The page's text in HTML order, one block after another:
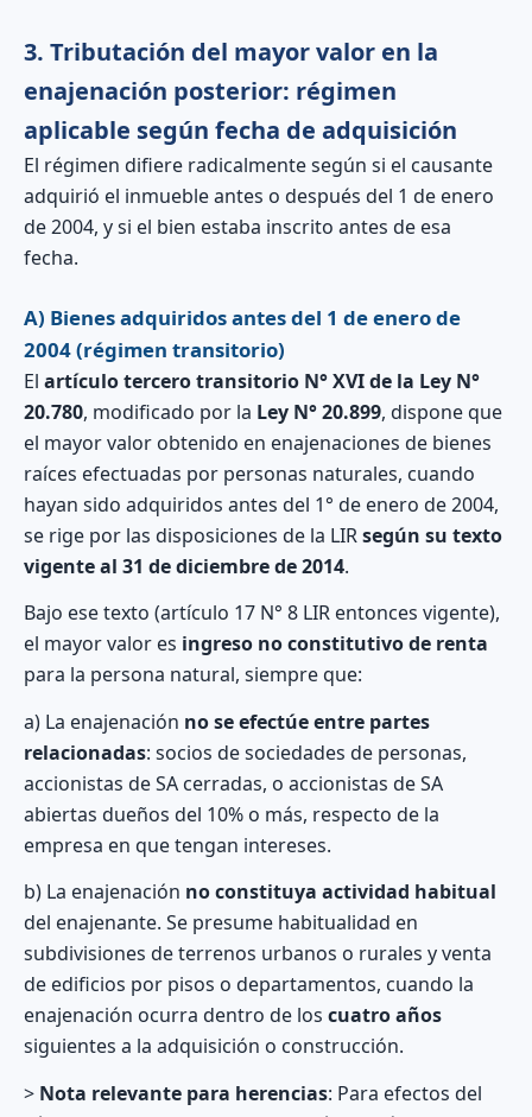
3. Tributación del mayor valor en la
enajenación posterior: régimen
aplicable según fecha de adquisición
El régimen difiere radicalmente según si el causante
adquirió el inmueble antes o después del 1 de enero
de 2004, y si el bien estaba inscrito antes de esa
fecha.
A) Bienes adquiridosantes del 1 de enero de
2004(régimen transitorio)
El artículo tercero transitorio N° XVI de la Ley N°
20.780, modificado por la Ley N° 20.899, dispone que
el mayor valor obtenido en enajenaciones de bienes
raíces efectuadas por personas naturales, cuando
hayan sido adquiridos antes del 1° de enero de 2004,
se rige por las disposiciones de la LIRsegún su texto
vigente al 31 de diciembre de 2014.
Bajo ese texto (artículo 17 N° 8 LIR entonces vigente),
el mayor valor es ingreso no constitutivo de renta
para la persona natural, siempre que:
a) La enajenación no se efectúe entre partes
relacionadas: socios de sociedades de personas,
accionistas de SA cerradas, o accionistas de SA
abiertas dueños del 10% o más, respecto de la
empresa en que tengan intereses.
b) La enajenación no constituya actividad habitual
del enajenante. Se presume habitualidad en
subdivisiones de terrenos urbanos o rurales y venta
de edificios por pisos o departamentos, cuando la
enajenación ocurra dentro de los cuatro años
siguientes a la adquisición o construcción.
> Nota relevante para herencias: Para efectos del